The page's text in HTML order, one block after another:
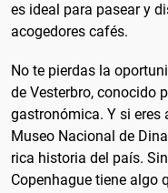
es ideal para pasear y
acogedores cafés.
No te pierdas la
de Vesterbro, conocido
gastronómica. Y si eres
Museo Nacional de
rica historia del país.
Copenhague tiene algo